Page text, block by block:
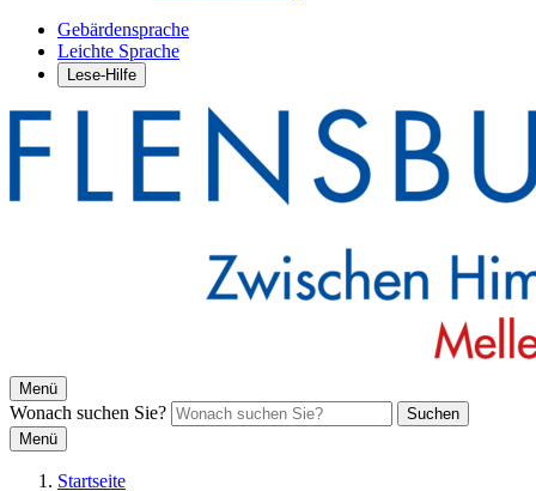
Gebärdensprache
Leichte Sprache
Lese-Hilfe
Menü
Wonach suchen Sie?
Suchen
Menü
Startseite